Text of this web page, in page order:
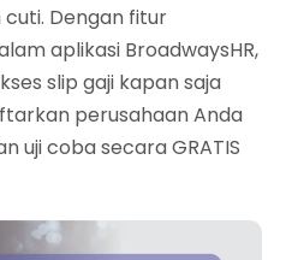
Dengan fitur
aplikasi BroadwaysHR,
slip gaji kapan saja
perusahaan Anda
uji coba secara GRATIS